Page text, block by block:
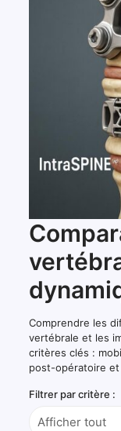
Comprendre les
vertébrale et les
critères clés :
post-opératoire
Filtrer par critère :